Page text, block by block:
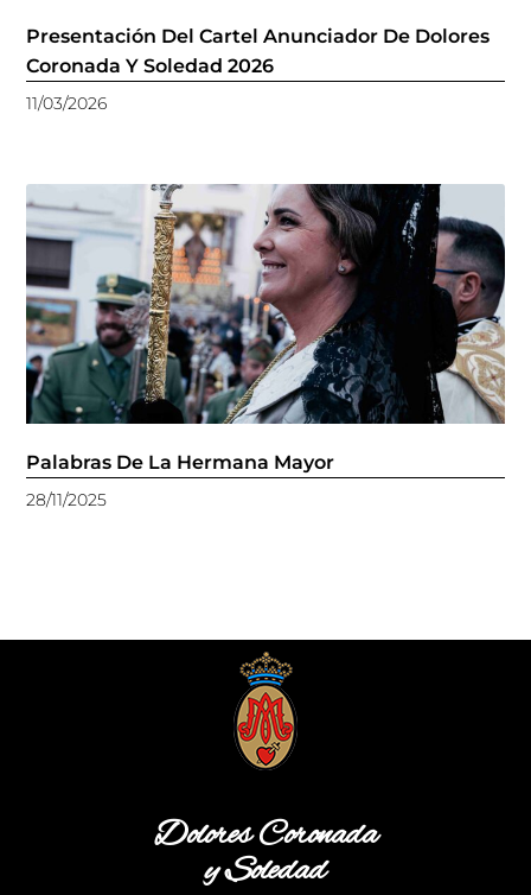
Presentación Del Cartel Anunciador De Dolores
Coronada Y Soledad 2026
11/03/2026
Palabras De La Hermana Mayor
28/11/2025
Dolores Coronada
y Soledad